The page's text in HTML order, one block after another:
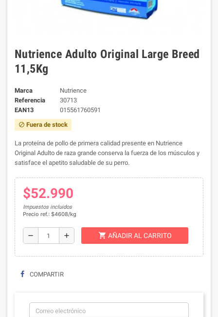
Nutrience Adulto Original Large Breed
11,5Kg
Marca
Nutrience
Referencia
30713
EAN13
015561760591
block Fuera de stock
La proteína de pollo de primera calidad presente en Nutrience
Original Adulto de raza grande conserva la fuerza de los músculos y
satisface el apetito saludable de su perro.
$52.990
Impuestos incluidos
Precio ref.: $4608/kg
remove add shopping_cart AÑADIR AL CARRITO
COMPARTIR